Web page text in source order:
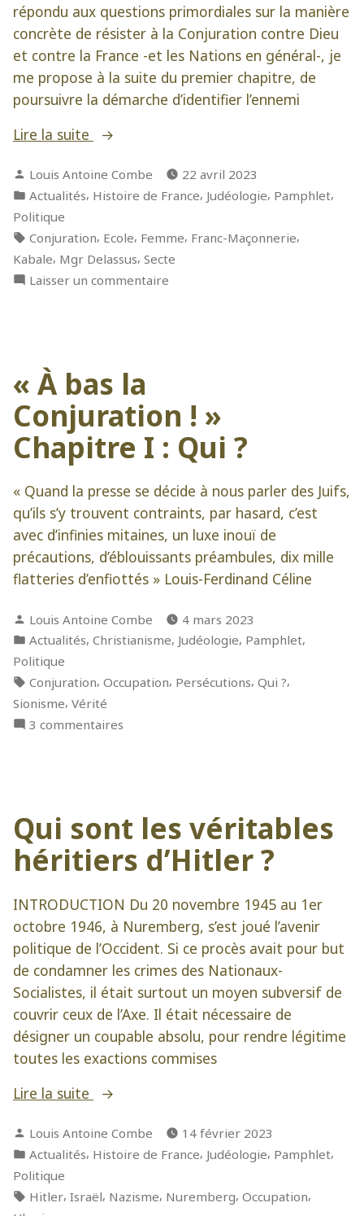
répondu aux questions primordiales sur la manière
concrète de résister à la Conjuration contre Dieu
et contre la France -et les Nations en général-, je
me propose à la suite du premier chapitre, de
poursuivre la démarche d’identifier l’ennemi
Lire la suite
« à
la
Conjuration
Chapitre
II
:
Publié
par
Louis Antoine Combe
22 avril 2023
Publié
dans
Actualités, Histoire de France, Judéologie, Pamphlet,
Politique
Étiquettes :
Conjuration, Ecole, Femme, Franc-Maçonnerie,
Kabale, Mgr Delassus, Secte
Laisser un commentaire
II
Mgr
« À bas la
Conjuration ! »
Chapitre I : Qui ?
« Quand la presse se décide à nous parler des Juifs,
qu’ils s’y trouvent contraints, par hasard, c’est
avec d’infinies mitaines, un luxe inouï de
précautions, d’éblouissants préambules, dix mille
flatteries d’enfiottés » Louis-Ferdinand Céline
Publié
par
Louis Antoine Combe
4 mars 2023
Publié
dans
Actualités, Christianisme, Judéologie, Pamphlet,
Politique
Étiquettes :
Conjuration, Occupation, Persécutions, Qui ?,
Sionisme, Vérité
3 commentaires
Chapitre
I :
Qui ?
Qui sont les véritables
héritiers d’Hitler ?
INTRODUCTION Du 20 novembre 1945 au 1er
octobre 1946, à Nuremberg, s’est joué l’avenir
politique de l’Occident. Si ce procès avait pour but
de condamner les crimes des Nationaux-
Socialistes, il était surtout un moyen subversif de
couvrir ceux de l’Axe. Il était nécessaire de
désigner un coupable absolu, pour rendre légitime
toutes les exactions commises
Lire la suite
« Qui
les
véritables
d’Hitler ? »
Publié
par
Louis Antoine Combe
14 février 2023
Publié
dans
Actualités, Histoire de France, Judéologie, Pamphlet,
Politique
Étiquettes :
Hitler, Israël, Nazisme, Nuremberg, Occupation,